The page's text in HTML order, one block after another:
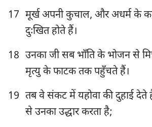
17 मूर्ख अपनी कुचाल, और अधर्म के
दुःखित होते हैं।
18 उनका जी सब भाँति के भोजन से
मृत्यु के फाटक तक पहुँचते हैं।
19 तब वे संकट में यहोवा की दुहाई
से उनका उद्धार करता है;